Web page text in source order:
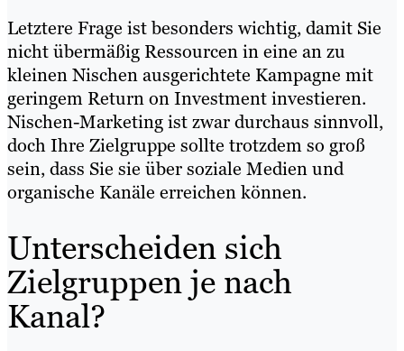
Letztere Frage ist besonders wichtig, damit Sie
nicht übermäßig Ressourcen in eine an zu
kleinen Nischen ausgerichtete Kampagne mit
geringem Return on Investment investieren.
Nischen-Marketing ist zwar durchaus sinnvoll,
doch Ihre Zielgruppe sollte trotzdem so groß
sein, dass Sie sie über soziale Medien und
organische Kanäle erreichen können.
Unterscheiden sich
Zielgruppen je nach
Kanal?